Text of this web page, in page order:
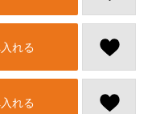
れる
れる